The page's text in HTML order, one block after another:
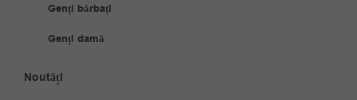
Genți bărbați
Genți damă
Noutăți